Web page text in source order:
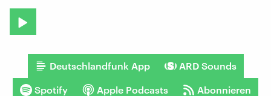
Deutschlandfunk App ARD Sounds
Spotify Apple Podcasts Abonnieren